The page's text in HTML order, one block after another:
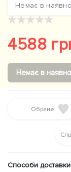
Немає в
★★★★★
4588
Немає в
Обране
Способи доставки